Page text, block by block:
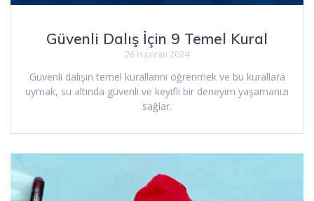
Güvenli Dalış İçin 9 Temel Kural
26 Haziran 2024
Güvenli dalışın temel kurallarını öğrenmek ve bu kurallara
uymak, su altında güvenli ve keyifli bir deneyim yaşamanızı
sağlar.